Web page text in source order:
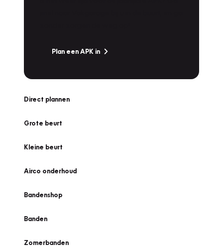
Plan een APK in
Direct plannen
Grote beurt
Kleine beurt
Airco onderhoud
Bandenshop
Banden
Zomerbanden